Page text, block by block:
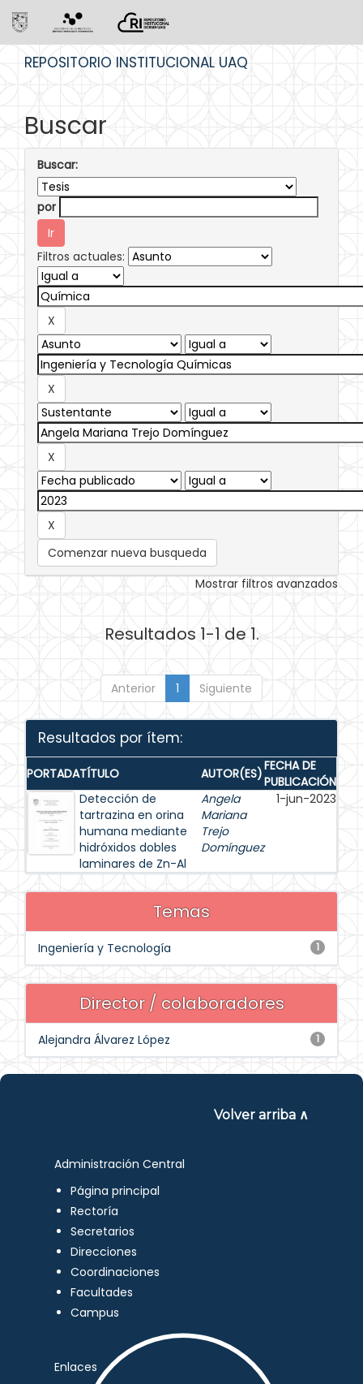
REPOSITORIO INSTITUCIONAL UAQ
Buscar
Buscar:
por
Filtros actuales:
Comenzar nueva busqueda
Mostrar filtros avanzados
Resultados 1-1 de 1.
Anterior 1 Siguiente
Resultados por ítem:
PORTADATÍTULO AUTOR(ES)FECHA DE
PUBLICACIÓN
Detección de
tartrazina en orina
humana mediante
hidróxidos dobles
laminares de Zn-Al
Angela
Mariana
Trejo
Domínguez
1-jun-2023
Temas
1
Ingeniería y Tecnología
Director / colaboradores
1
Alejandra Álvarez López
Volver arriba ∧
Administración Central
Página principal
Rectoría
Secretarios
Direcciones
Coordinaciones
Facultades
Campus
Enlaces